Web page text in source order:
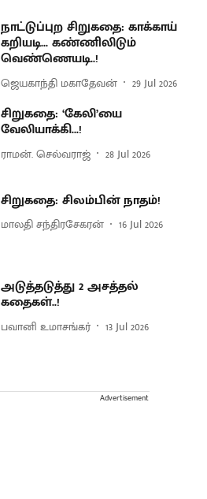
நாட்டுப்புற சிறுகதை: காக்காய்
கறியடி... கண்ணிலிடும்
வெண்ணெயடி..!
ஜெயகாந்தி மகாதேவன் 29 Jul 2026
சிறுகதை: ‘கேலி’யை
வேலியாக்கி...!
ராமன். செல்வராஜ் 28 Jul 2026
சிறுகதை: சிலம்பின் நாதம்!
மாலதி சந்திரசேகரன் 16 Jul 2026
அடுத்தடுத்து 2 அசத்தல்
கதைகள்..!
பவானி உமாசங்கர் 13 Jul 2026
Advertisement